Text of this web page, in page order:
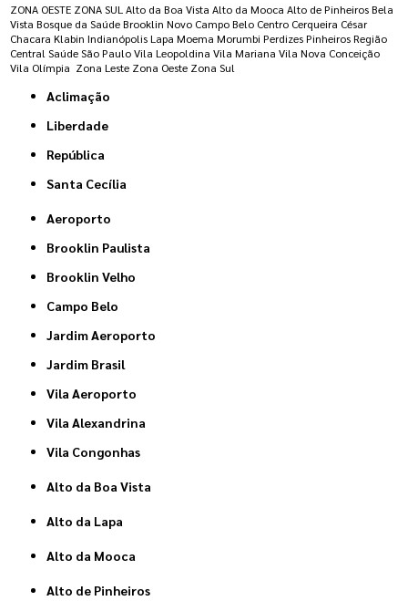
ZONA OESTE ZONA SUL Alto da Boa Vista Alto da Mooca Alto de Pinheiros Bela
Vista Bosque da Saúde Brooklin Novo Campo Belo Centro Cerqueira César
Chacara Klabin Indianópolis Lapa Moema Morumbi Perdizes Pinheiros Região
Central Saúde São Paulo Vila Leopoldina Vila Mariana Vila Nova Conceição
Vila Olímpia Zona Leste Zona Oeste Zona Sul
Aclimação
Liberdade
República
Santa Cecília
Aeroporto
Brooklin Paulista
Brooklin Velho
Campo Belo
Jardim Aeroporto
Jardim Brasil
Vila Aeroporto
Vila Alexandrina
Vila Congonhas
Alto da Boa Vista
Alto da Lapa
Alto da Mooca
Alto de Pinheiros